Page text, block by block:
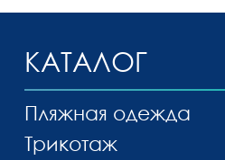
КАТАЛОГ
Пляжная одежда
Трикотаж